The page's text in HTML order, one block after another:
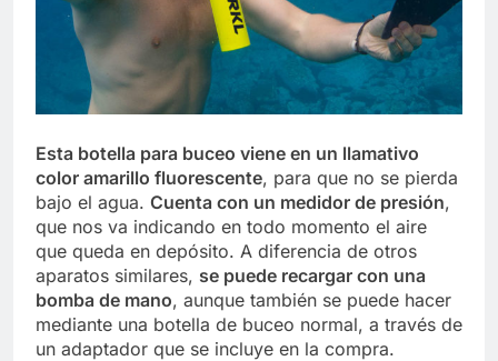
Esta botella para buceo viene en un llamativo
color amarillo fluorescente, para que no se pierda
bajo el agua. Cuenta con un medidor de presión,
que nos va indicando en todo momento el aire
que queda en depósito. A diferencia de otros
aparatos similares, se puede recargar con una
bomba de mano, aunque también se puede hacer
mediante una botella de buceo normal, a través de
un adaptador que se incluye en la compra.